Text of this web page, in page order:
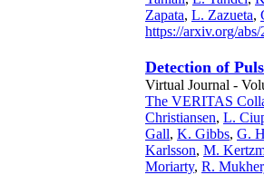
Zapata, L. Zazueta,
https://arxiv.org/
Detection of
Virtual Journal -
The VERITAS
Christiansen, L.
Gall, K. Gibbs, G.
Karlsson, M.
Moriarty, R.